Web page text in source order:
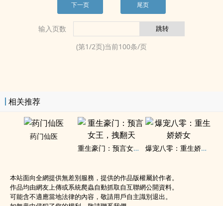
下一页 尾页
输入页数
(第1/2页)当前100条/页
相关推荐
药门仙医
重生豪门：预言女王，拽翻天
爆宠八零：重生娇娇女
本站面向全網提供無差別服務，提供的作品版權屬於作者。
作品均由網友上傳或系統爬蟲自動抓取自互聯網公開資料。
可能含不適應當地法律的內容，敬請用戶自主識別退出。